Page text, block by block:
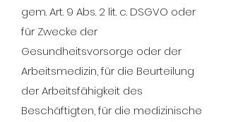
gem. Art. 9 Abs. 2 lit. c. DSGVO oder
für Zwecke der
Gesundheitsvorsorge oder der
Arbeitsmedizin, für die Beurteilung
der Arbeitsfähigkeit des
Beschäftigten, für die medizinische